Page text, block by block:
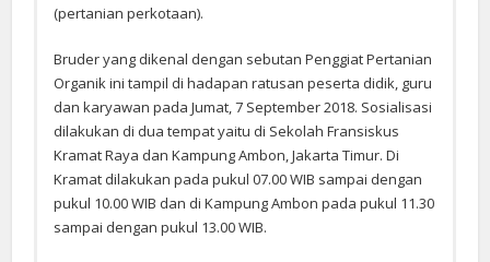
(pertanian perkotaan).
Bruder yang dikenal dengan sebutan Penggiat Pertanian
Organik ini tampil di hadapan ratusan peserta didik, guru
dan karyawan pada Jumat, 7 September 2018. Sosialisasi
dilakukan di dua tempat yaitu di Sekolah Fransiskus
Kramat Raya dan Kampung Ambon, Jakarta Timur. Di
Kramat dilakukan pada pukul 07.00 WIB sampai dengan
pukul 10.00 WIB dan di Kampung Ambon pada pukul 11.30
sampai dengan pukul 13.00 WIB.